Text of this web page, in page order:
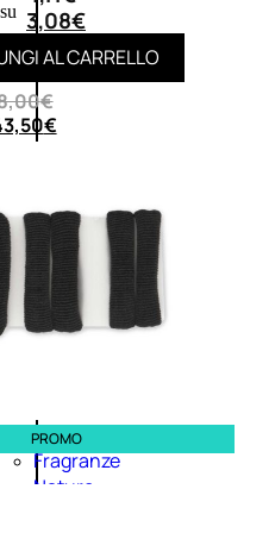
€
€
PROMO
Fragranze
Nature
3,08€
AL CARRELLO
PROMO